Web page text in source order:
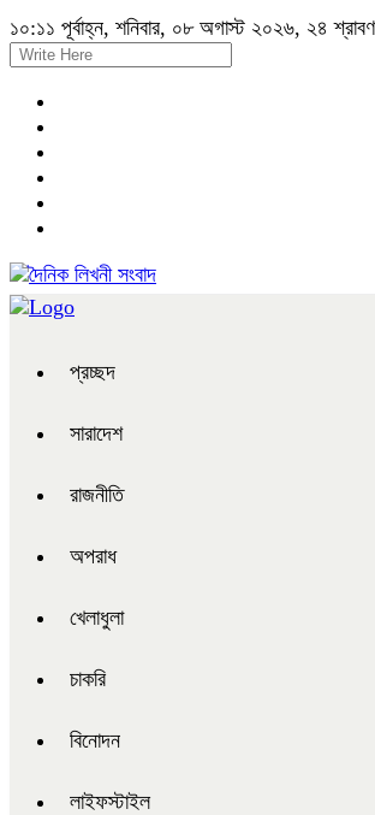
১০:১১ পূর্বাহ্ন, শনিবার, ০৮ অগাস্ট ২০২৬, ২৪ শ্রাবণ
প্রচ্ছদ
সারাদেশ
রাজনীতি
অপরাধ
খেলাধুলা
চাকরি
বিনোদন
লাইফস্টাইল